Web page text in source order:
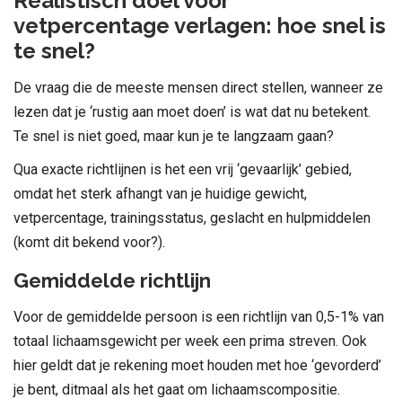
vetpercentage verlagen: hoe snel is
te snel?
De vraag die de meeste mensen direct stellen, wanneer ze
lezen dat je ‘rustig aan moet doen’ is wat dat nu betekent.
Te snel is niet goed, maar kun je te langzaam gaan?
Qua exacte richtlijnen is het een vrij ‘gevaarlijk’ gebied,
omdat het sterk afhangt van je huidige gewicht,
vetpercentage, trainingsstatus, geslacht en hulpmiddelen
(komt dit bekend voor?).
Gemiddelde richtlijn
Voor de gemiddelde persoon is een richtlijn van 0,5-1% van
totaal lichaamsgewicht per week een prima streven. Ook
hier geldt dat je rekening moet houden met hoe ‘gevorderd’
je bent, ditmaal als het gaat om lichaamscompositie.